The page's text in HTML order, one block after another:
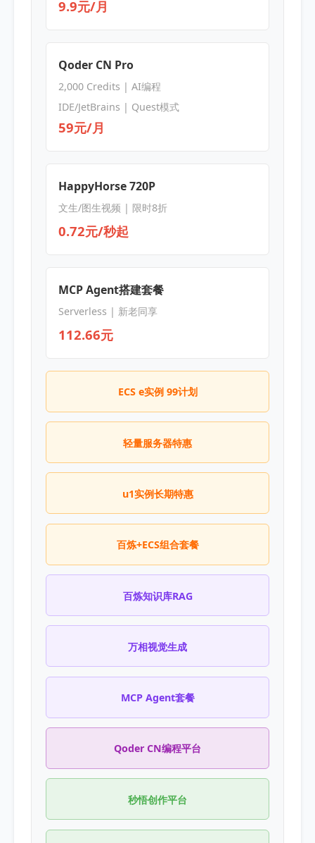
9.9元/月
Qoder CN Pro
2,000 Credits | AI编程
IDE/JetBrains | Quest模式
59元/月
HappyHorse 720P
文生/图生视频 | 限时8折
0.72元/秒起
MCP Agent搭建套餐
Serverless | 新老同享
112.66元
ECS e实例 99计划
轻量服务器特惠
u1实例长期特惠
百炼+ECS组合套餐
百炼知识库RAG
万相视觉生成
MCP Agent套餐
Qoder CN编程平台
秒悟创作平台